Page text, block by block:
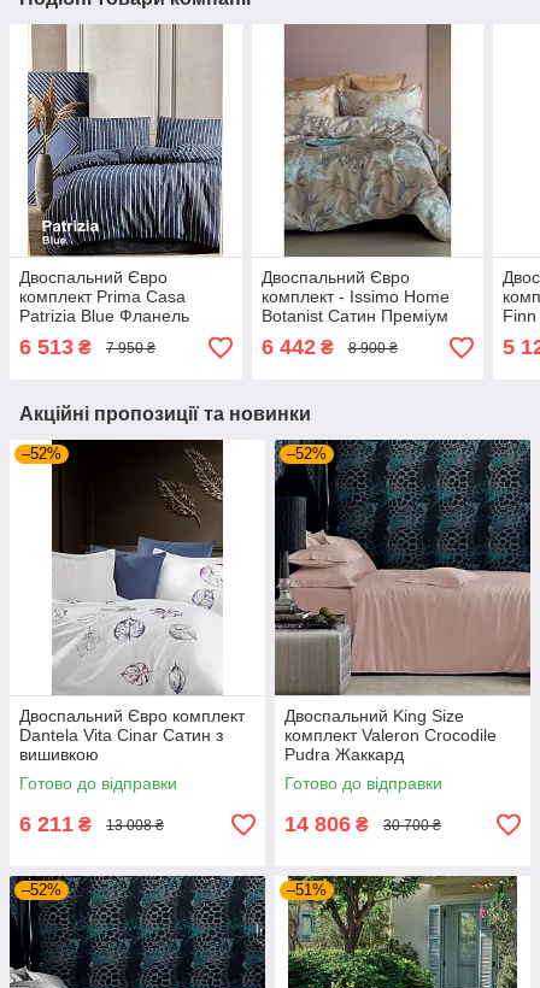
Двоспальний Євро
комплект Prima Casa
Patrizia Blue Фланель
6 513 ₴ 7 950 ₴
Двоспальний Євро
комплект - Issimo Home
Botanist Сатин Преміум
6 442₴ 8 900 ₴ 5
Акційні пропозиції та новинки
–52%
Двоспальний Євро комплект
Dantela Vita Cinar Сатин з
вишивкою
Готово до відправки
6 211 ₴ 13 008 ₴
–52%
Двоспальний King Size
комплект Valeron Crocodile
Pudra Жаккард
Готово до відправки
14 806 ₴ 30 700 ₴
–52% –51%